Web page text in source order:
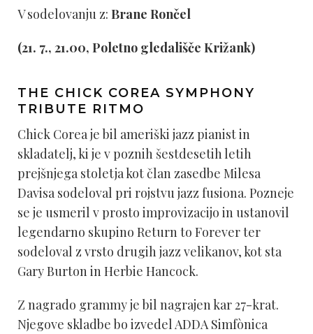
V sodelovanju z: Brane Rončel
(21. 7., 21.00, Poletno gledališče Križank)
THE CHICK COREA SYMPHONY
TRIBUTE RITMO
Chick Corea je bil ameriški jazz pianist in
skladatelj, ki je v poznih šestdesetih letih
prejšnjega stoletja kot član zasedbe Milesa
Davisa sodeloval pri rojstvu jazz fusiona. Pozneje
se je usmeril v prosto improvizacijo in ustanovil
legendarno skupino Return to Forever ter
sodeloval z vrsto drugih jazz velikanov, kot sta
Gary Burton in Herbie Hancock.
Z nagrado grammy je bil nagrajen kar 27-krat.
Njegove skladbe bo izvedel ADDA Simfònica